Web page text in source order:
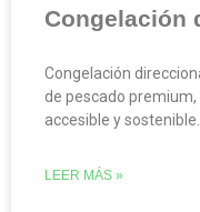
Congelación
Congelación
de pescado
accesible y sostenible.
LEER MÁS »